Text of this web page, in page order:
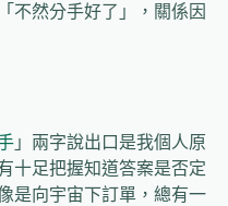
不然分手好了」，關係因
」兩字說出口是我個人原
十足把握知道答案是否定
是向宇宙下訂單，總有一